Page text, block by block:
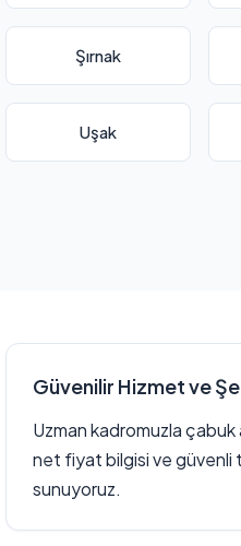
Şırnak
Uşak
Güvenilir Hizmet ve
Uzman kadromuzla çabuk
net fiyat bilgisi ve güvenli
sunuyoruz.